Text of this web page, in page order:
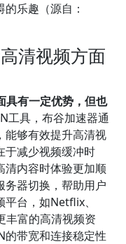
乐趣（源自：
清视频方面
具有一定优势，但也
工具，布谷加速器通
能够有效提升高清视
于减少视频缓冲时
清内容时体验更加顺
务器切换，帮助用户
台，如Netflix、
丰富的高清视频资
的带宽和连接稳定性